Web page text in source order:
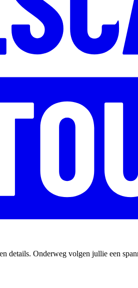
details. Onderweg volgen jullie een